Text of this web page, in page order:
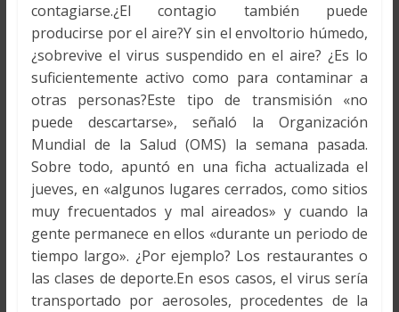
contagiarse.¿El contagio también puede
producirse por el aire?Y sin el envoltorio húmedo,
¿sobrevive el virus suspendido en el aire? ¿Es lo
suficientemente activo como para contaminar a
otras personas?Este tipo de transmisión «no
puede descartarse», señaló la Organización
Mundial de la Salud (OMS) la semana pasada.
Sobre todo, apuntó en una ficha actualizada el
jueves, en «algunos lugares cerrados, como sitios
muy frecuentados y mal aireados» y cuando la
gente permanece en ellos «durante un periodo de
tiempo largo». ¿Por ejemplo? Los restaurantes o
las clases de deporte.En esos casos, el virus sería
transportado por aerosoles, procedentes de la